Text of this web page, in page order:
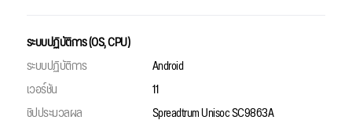
ระบบปฏิบัติการ (OS, CPU)
ระบบปฏิบัติการ
Android
เวอร์ชัน
11
ชิปประมวลผล
Spreadtrum Unisoc SC9863A